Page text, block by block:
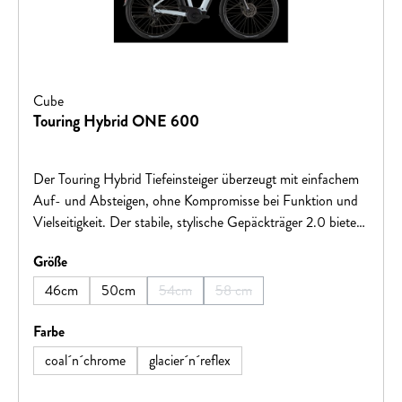
Cube
Touring Hybrid ONE 600
Der Touring Hybrid Tiefeinsteiger überzeugt mit einfachem
Auf- und Absteigen, ohne Kompromisse bei Funktion und
Vielseitigkeit. Der stabile, stylische Gepäckträger 2.0 bietet
Motor mit 600 Wh Akku fügt sich formschön ins Design
ein. Für Komfort und Kontrolle auf holprigen Strecken
sorgen die Efficient Comfort Geometry und die 100 mm-
Federgabel. Komplettiert wird das Paket durch ACID
Kettenschutz, Seitenständer, Schutzbleche und Lichter.
Größeauswählen
46cm
50cm 54cm
(Diese Option ist zurzeit nicht verfügbar.)
58 cm
(Diese Option ist zurzeit nicht
Farbeauswählen
coal´n´chrome
glacier´n´reflex